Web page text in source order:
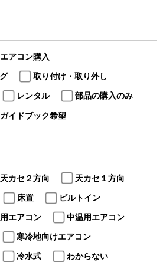
エアコン購入
取り付け・取り外し
レンタル
部品の購入のみ
ガイドブック希望
天カセ２方向
天カセ１方向
床置
ビルトイン
エアコン
中温用エアコン
寒冷地向けエアコン
冷水式 わからない